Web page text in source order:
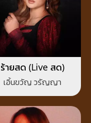
ร้ายสด (Live สด)
เอิ้นขวัญ วรัญญา